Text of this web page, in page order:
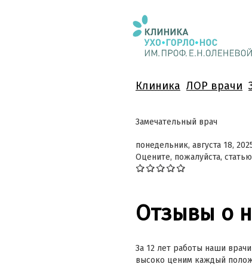
Клиника ЛОР врачи
Замечательный врач
понедельник, августа 18,
Оцените, пожалуйста,
Отзывы о
За 12 лет работы наши
высоко ценим каждый